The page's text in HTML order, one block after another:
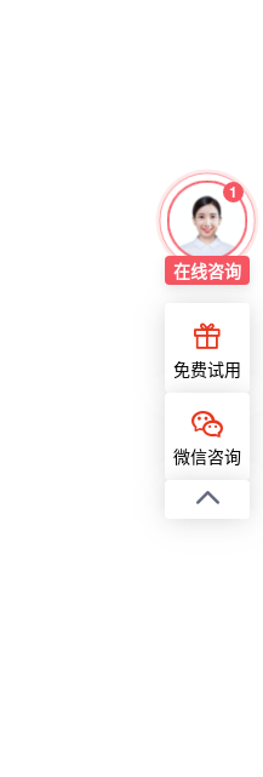
1
在线咨询
免费试用
微信咨询